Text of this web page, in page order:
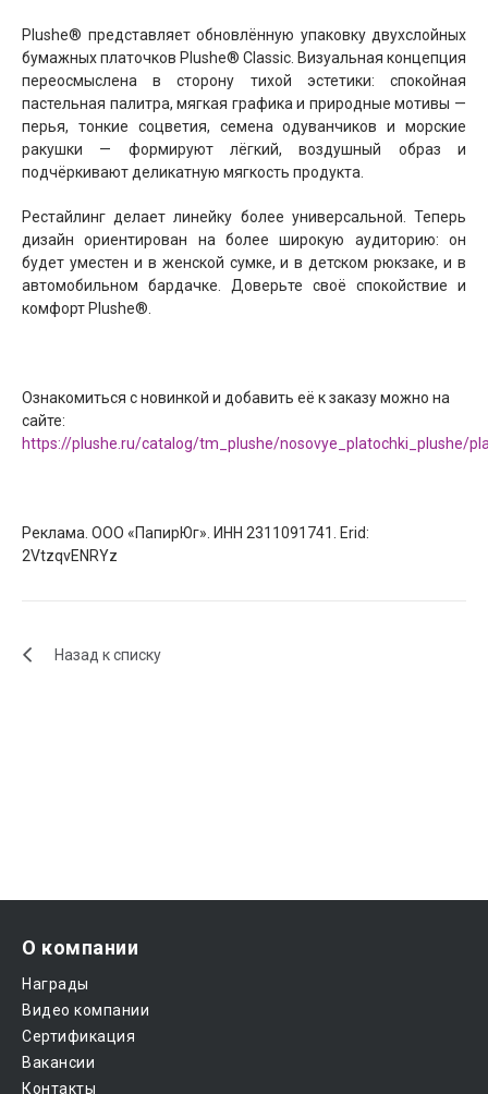
Plushe® представляет обновлённую упаковку двухслойных
бумажных платочков Plushe® Classic. Визуальная концепция
переосмыслена в сторону тихой эстетики: спокойная
пастельная палитра, мягкая графика и природные мотивы —
перья, тонкие соцветия, семена одуванчиков и морские
ракушки — формируют лёгкий, воздушный образ и
подчёркивают деликатную мягкость продукта.
Рестайлинг делает линейку более универсальной. Теперь
дизайн ориентирован на более широкую аудиторию: он
будет уместен и в женской сумке, и в детском рюкзаке, и в
автомобильном бардачке. Доверьте своё спокойствие и
комфорт Plushe®.
Ознакомиться с новинкой и добавить её к заказу можно на
сайте:
https://plushe.ru/catalog/tm_plushe/nosovye_platochki_plushe/
Реклама. ООО «ПапирЮг». ИНН 2311091741. Erid:
2VtzqvENRYz
Назад к списку
О компании
Награды
Видео компании
Сертификация
Вакансии
Контакты